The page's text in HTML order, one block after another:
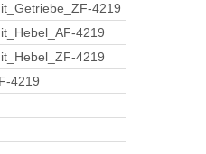
4219
4219
4219
4219